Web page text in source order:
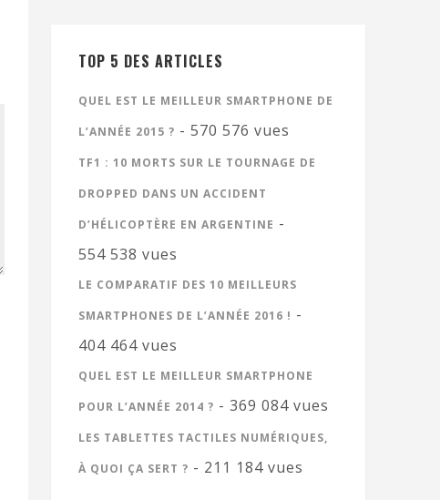
TOP 5 DES ARTICLES
QUEL EST LE MEILLEUR SMARTPHONE DE
L’ANNÉE 2015 ? - 570 576 vues
TF1 : 10 MORTS SUR LE TOURNAGE DE
DROPPED DANS UN ACCIDENT
D’HÉLICOPTÈRE EN ARGENTINE -
554 538 vues
LE COMPARATIF DES 10 MEILLEURS
SMARTPHONES DE L’ANNÉE 2016 ! -
404 464 vues
QUEL EST LE MEILLEUR SMARTPHONE
POUR L’ANNÉE 2014 ? - 369 084 vues
LES TABLETTES TACTILES NUMÉRIQUES,
À QUOI ÇA SERT ? - 211 184 vues